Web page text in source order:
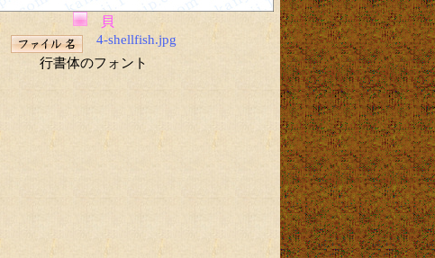
貝
4-shellfish.jpg
行書体のフォント